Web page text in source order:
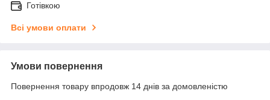
Готівкою
Всі умови оплати
Умови повернення
Повернення товару впродовж 14 днів за домовленістю